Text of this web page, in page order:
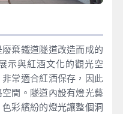
棄鐵道隧道改造而成的
示與紅酒文化的觀光空
常適合紅酒保存，因此
間。隧道內設有燈光藝
彩繽紛的燈光讓整個洞